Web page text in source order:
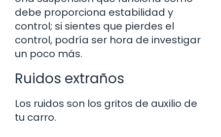
debe proporciona estabilidad y
control; si sientes que pierdes el
control, podría ser hora de investigar
un poco más.
Ruidos extraños
Los ruidos son los gritos de auxilio de
tu carro.